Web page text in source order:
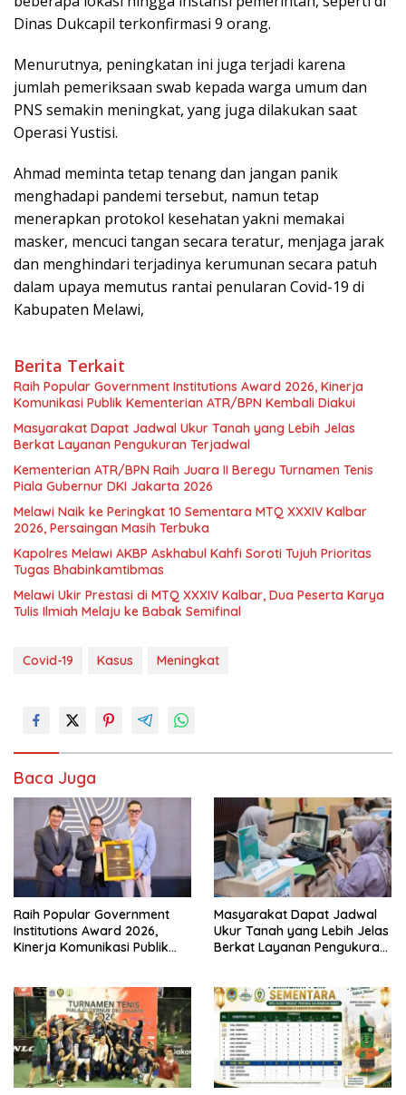
Dinas Dukcapil terkonfirmasi 9 orang.
Menurutnya, peningkatan ini juga terjadi karena
jumlah pemeriksaan swab kepada warga umum dan
PNS semakin meningkat, yang juga dilakukan saat
Operasi Yustisi.
Ahmad meminta tetap tenang dan jangan panik
menghadapi pandemi tersebut, namun tetap
menerapkan protokol kesehatan yakni memakai
masker, mencuci tangan secara teratur, menjaga jarak
dan menghindari terjadinya kerumunan secara patuh
dalam upaya memutus rantai penularan Covid-19 di
Kabupaten Melawi,
Berita Terkait
Raih Popular Government Institutions Award 2026, Kinerja
Komunikasi Publik Kementerian ATR/BPN Kembali Diakui
Masyarakat Dapat Jadwal Ukur Tanah yang Lebih Jelas
Berkat Layanan Pengukuran Terjadwal
Kementerian ATR/BPN Raih Juara II Beregu Turnamen Tenis
Piala Gubernur DKI Jakarta 2026
Melawi Naik ke Peringkat 10 Sementara MTQ XXXIV Kalbar
2026, Persaingan Masih Terbuka
Kapolres Melawi AKBP Askhabul Kahfi Soroti Tujuh Prioritas
Tugas Bhabinkamtibmas
Melawi Ukir Prestasi di MTQ XXXIV Kalbar, Dua Peserta Karya
Tulis Ilmiah Melaju ke Babak Semifinal
Covid-19 Kasus Meningkat
Baca Juga
Raih Popular Government
Institutions Award 2026,
Kinerja Komunikasi Publik
Masyarakat Dapat Jadwal
Ukur Tanah yang Lebih Jelas
Berkat Layanan Pengukuran